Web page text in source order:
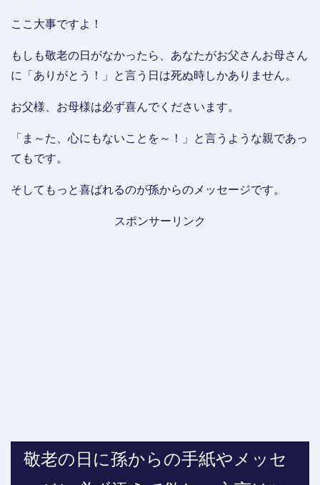
ここ大事ですよ！
もしも敬老の日がなかったら、あなたがお父さんお母さん
に「ありがとう！」と言う日は死ぬ時しかありません。
お父様、お母様は必ず喜んでくださいます。
「ま～た、心にもないことを～！」と言うような親であっ
てもです。
そしてもっと喜ばれるのが孫からのメッセージです。
スポンサーリンク
敬老の日に孫からの手紙やメッセ